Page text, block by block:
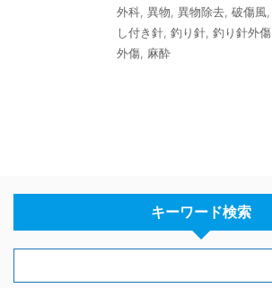
外科 異物 異物除去 破傷風
し付き針 釣り針 釣り針外傷
外傷 麻酔
キーワード検索